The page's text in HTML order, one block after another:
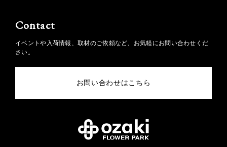
Contact
イベントや入荷情報、取材のご依頼など、お気軽にお問い合わせくだ
さい。
お問い合わせはこちら